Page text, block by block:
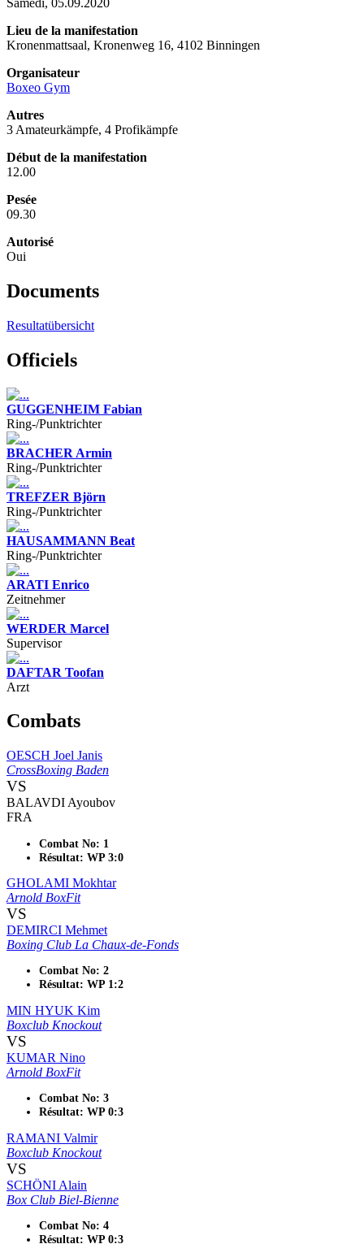
Lieu de la manifestation
Kronenmattsaal, Kronenweg 16, 4102 Binningen
Organisateur
Boxeo Gym
Autres
3 Amateurkämpfe, 4 Profikämpfe
Début de la manifestation
12.00
Pesée
09.30
Autorisé
Oui
Documents
Resultatübersicht
Officiels
GUGGENHEIM Fabian
Ring-/Punktrichter
BRACHER Armin
Ring-/Punktrichter
TREFZER Björn
Ring-/Punktrichter
HAUSAMMANN Beat
Ring-/Punktrichter
ARATI Enrico
Zeitnehmer
WERDER Marcel
Supervisor
DAFTAR Toofan
Arzt
Combats
OESCH Joel Janis
CrossBoxing Baden
VS
BALAVDI Ayoubov
FRA
Combat No: 1
Résultat: WP 3:0
GHOLAMI Mokhtar
Arnold BoxFit
VS
DEMIRCI Mehmet
Boxing Club La Chaux-de-Fonds
Combat No: 2
Résultat: WP 1:2
MIN HYUK Kim
Boxclub Knockout
VS
KUMAR Nino
Arnold BoxFit
Combat No: 3
Résultat: WP 0:3
RAMANI Valmir
Boxclub Knockout
VS
SCHÖNI Alain
Box Club Biel-Bienne
Combat No: 4
Résultat: WP 0:3